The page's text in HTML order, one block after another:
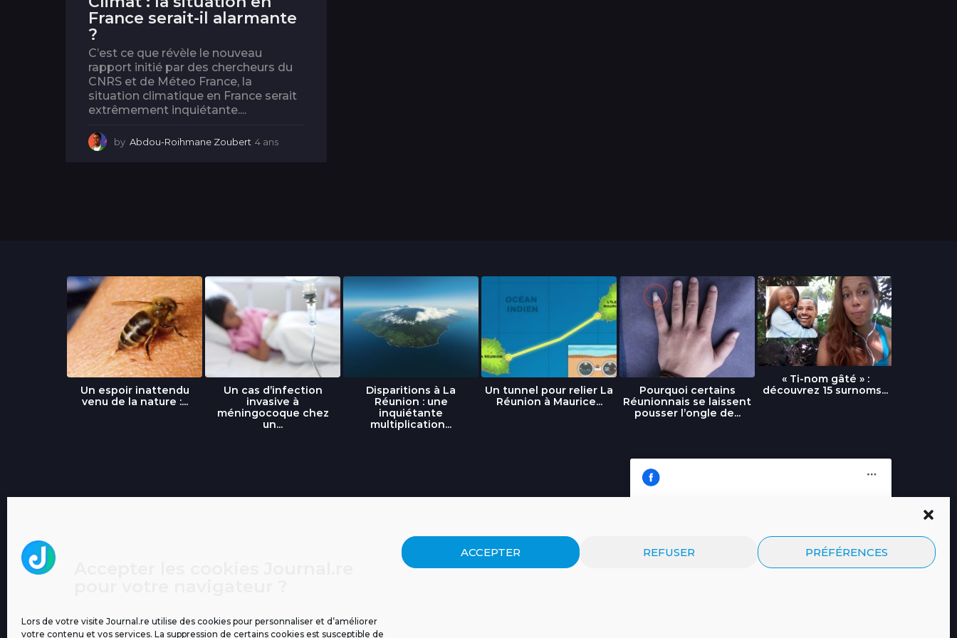
Lors de votre visite Journal.re utilise des cookies pour personnaliser et d’améliorer
votre contenu et vos services. La suppression de certains cookies est susceptible de
ACCEPTER REFUSER PRÉFÉRENCES
France serait-il alarmante
?
C’est ce que révèle le nouveau
rapport initié par des chercheurs du
CNRS et de Méteo France, la
situation climatique en France serait
extrêmement inquiétante....
by Abdou-Roihmane Zoubert 4 ans
Un espoir inattendu
venu de la nature :...
Un cas d’infection
invasive à
méningocoque chez
un...
Disparitions à La
Réunion : une
inquiétante
multiplication...
Un tunnel pour relier La
Réunion à Maurice...
Pourquoi certains
Réunionnais se laissent
pousser l’ongle de...
« Ti-nom gâté » :
découvrez 15 surnoms...
Journal.re
Cliquez pour accepter les cookies
marketing et activer ce contenu